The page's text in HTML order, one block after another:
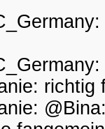
richtig